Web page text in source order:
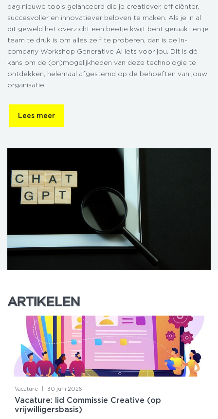
dag nieuwe tools gelanceerd die je creatiever, efficiënter,
succesvoller en innovatiever beloven te maken. Als je in al
dit geweld het overzicht een beetje kwijt bent geraakt en je
team te druk is om alles zelf te proberen, dan is de In-
company Workshop Generative AI iets voor jou. Dit is dé
kans om de (on)mogelijkheden van deze technologie te
ontdekken, helemaal afgestemd op de behoeften van jouw
organisatie.
Lees meer
ARTIKELEN
ARTIKELEN
Vacature 30 juni 2026
Vacature: lid Commissie Creative (op
vrijwilligersbasis)